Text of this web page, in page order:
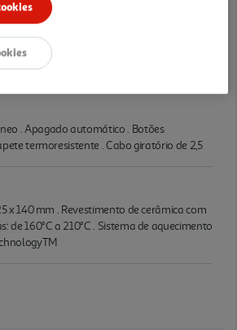
. Apagado automático . Botões
termoresistente . Cabo giratório de 2,5
x 140 mm . Revestimento de cerâmica com
de 160°C a 210°C . Sistema de aquecimento